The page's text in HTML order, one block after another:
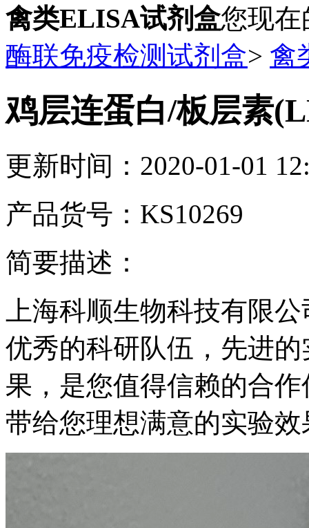
禽类ELISA试剂盒您现
酶联免疫检测试剂盒> 禽
鸡层连蛋白/板层素
更新时间：2020-01-01
产品货号：KS10269
简要描述：
上海科顺生物科技有限
优秀的科研队伍，先进
果，是您值得信赖的合
带给您理想满意的实验效